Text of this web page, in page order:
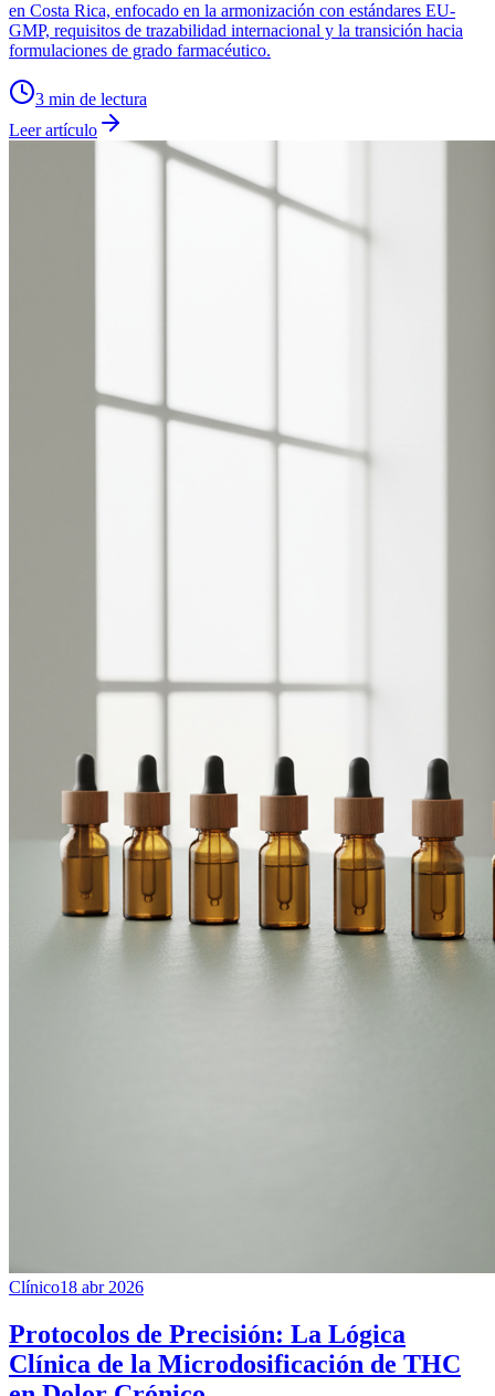
en Costa Rica, enfocado en la armonización con estándares EU-
GMP, requisitos de trazabilidad internacional y la transición hacia
formulaciones de grado farmacéutico.
3 min de lectura
Leer artículo
Clínico18 abr 2026
Protocolos de Precisión: La Lógica
Clínica de la Microdosificación de THC